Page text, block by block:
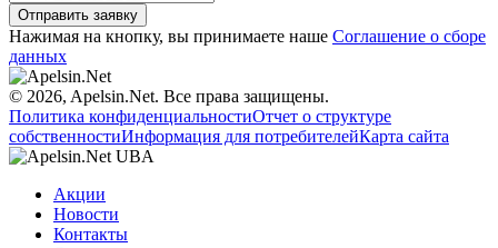
Нажимая на кнопку, вы принимаете наше Соглашение о сборе
данных
© 2026, Apelsin.Net. Все права защищены.
Политика конфиденциальностиОтчет о структуре
собственностиИнформация для потребителейКарта сайта
Акции
Новости
Контакты